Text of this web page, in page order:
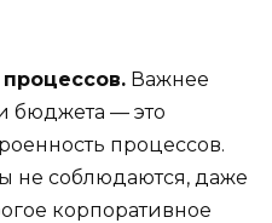
Важнее
бюджета — это
процессов.
не соблюдаются, даже
корпоративное